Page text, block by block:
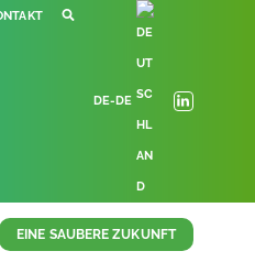
DE-DE
EINE SAUBERE ZUKUNFT